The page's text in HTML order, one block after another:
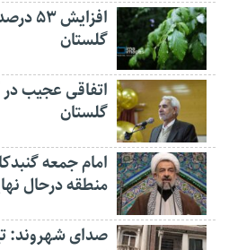
گلستان
اتفاقی عجیب
گلستان
امام جمعه
منطقه درحال
صدای شهروند: